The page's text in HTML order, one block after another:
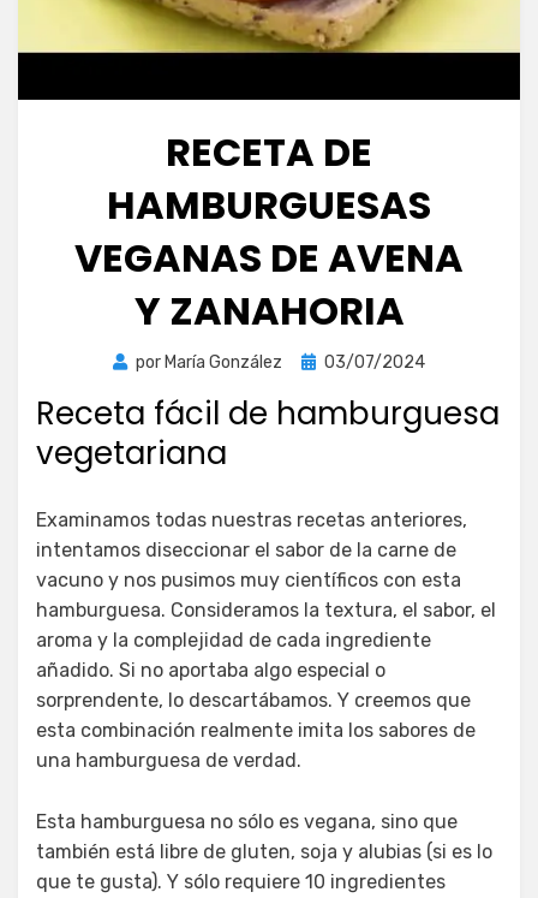
RECETA DE
HAMBURGUESAS
VEGANAS DE AVENA
Y ZANAHORIA
por María González
Publicada
03/07/2024
Receta fácil de hamburguesa
vegetariana
Examinamos todas nuestras recetas anteriores,
intentamos diseccionar el sabor de la carne de
vacuno y nos pusimos muy científicos con esta
hamburguesa. Consideramos la textura, el sabor, el
aroma y la complejidad de cada ingrediente
añadido. Si no aportaba algo especial o
sorprendente, lo descartábamos. Y creemos que
esta combinación realmente imita los sabores de
una hamburguesa de verdad.
Esta hamburguesa no sólo es vegana, sino que
también está libre de gluten, soja y alubias (si es lo
que te gusta). Y sólo requiere 10 ingredientes